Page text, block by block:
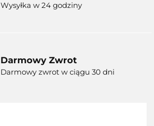
Wysyłka w 24 godziny
Darmowy Zwrot
Darmowy zwrot w ciągu 30 dni